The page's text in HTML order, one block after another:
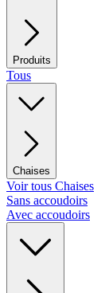
Produits
Tous
Chaises
Voir tous Chaises
Sans accoudoirs
Avec accoudoirs